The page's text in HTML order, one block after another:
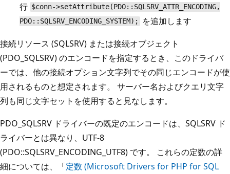
行 $conn->setAttribute(PDO::SQLSRV_ATTR_ENCODING,
PDO::SQLSRV_ENCODING_SYSTEM);
を追加します
接続リソース (SQLSRV) または接続オブジェクト
(PDO_SQLSRV) のエンコードを指定するとき、このドライバ
ーでは、他の接続オプション文字列でその同じエンコードが使
用されるものと想定されます。 サーバー名およびクエリ文字
列も同じ文字セットを使用すると見なします。
PDO_SQLSRV ドライバーの既定のエンコードは、SQLSRV ド
ライバーとは異なり、UTF-8
(PDO::SQLSRV_ENCODING_UTF8) です。 これらの定数の詳
細については、「定数 (Microsoft Drivers for PHP for SQL